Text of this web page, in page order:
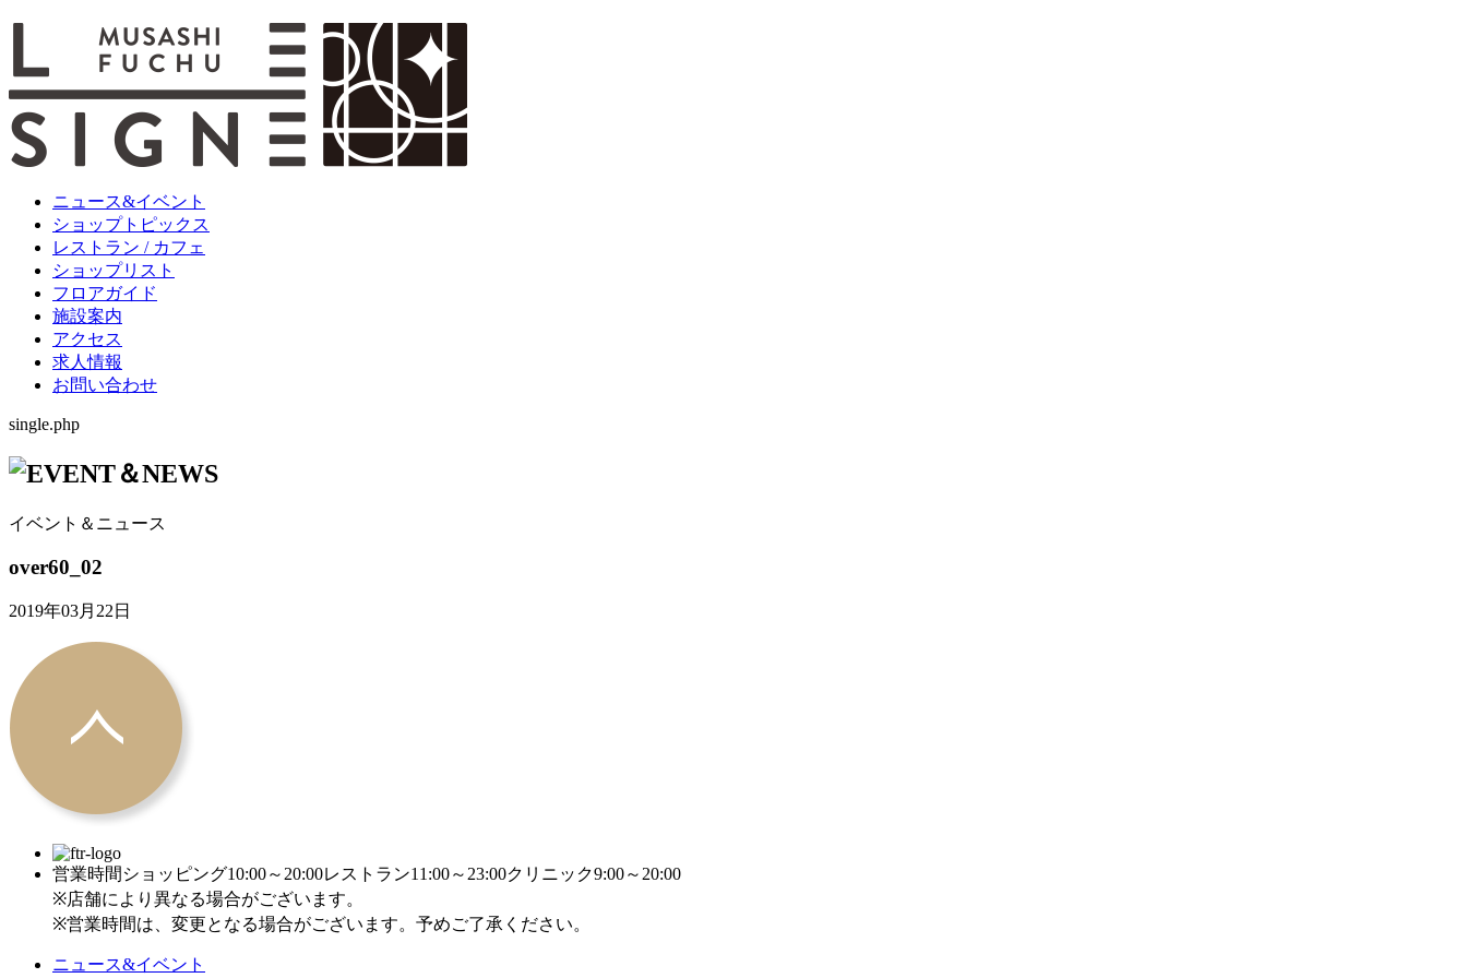
ニュース&イベント
ショップトピックス
レストラン / カフェ
ショップリスト
フロアガイド
施設案内
アクセス
求人情報
お問い合わせ
single.php
イベント＆ニュース
over60_02
2019年03月22日
営業時間 ショッピング10:00～20:00レストラン11:00～23:00クリニック9:00～20:00
※店舗により異なる場合がございます。
※営業時間は、変更となる場合がございます。予めご了承ください。
ニュース&イベント